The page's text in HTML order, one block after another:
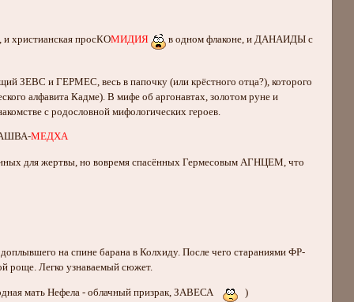
и христианская просКОМИДИЯ
в одном флаконе, и ДАНАИДЫ с
ЗЕВС и ГЕРМЕС, весь в папочку (или крёстного отца?), которого
алфавита Кадме). В мифе об аргонавтах, золотом руне и
с родословной мифологических героев.
МЕДХА
для жертвы, но вовремя спасённых Гермесовым АГНЦЕМ, что
на спине барана в Колхиду. После чего стараниями ФР-
роще. Легко узнаваемый сюжет.
мать Нефела - облачный призрак, ЗАВЕСА )